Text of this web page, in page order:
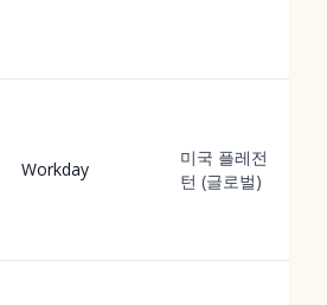
Workday
미국 플레전
턴 (글로벌)